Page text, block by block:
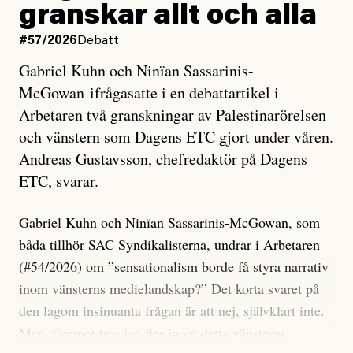
granskar allt och alla
#57/2026 Debatt
Gabriel Kuhn och Ninïan Sassarinis-
McGowan ifrågasatte i en debattartikel i
Arbetaren två granskningar av Palestinarörelsen
och vänstern som Dagens ETC gjort under våren.
Andreas Gustavsson, chefredaktör på Dagens
ETC, svarar.
Gabriel Kuhn och Ninïan Sassarinis-McGowan, som
båda tillhör SAC Syndikalisterna, undrar i Arbetaren
(#54/2026) om ”sensationalism borde få styra narrativ
inom vänsterns medielandskap?” Det korta svaret på
den lagom insinuanta frågan är att nej, självklart inte.
Men däremot tror jag fler inom detta vänsterns